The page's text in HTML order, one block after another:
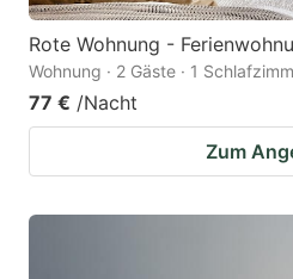
Rote Wohnung -
Wohnung · 2 Gäste · 1
77 € /Nacht
Zum